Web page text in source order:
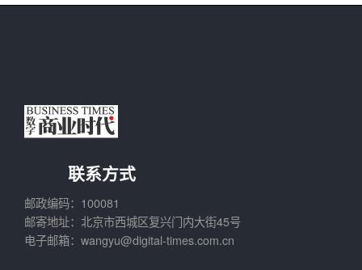
联系方式
邮政编码：100081
邮寄地址：北京市西城区复兴门内大街45号
电子邮箱：wangyu@digital-times.com.cn